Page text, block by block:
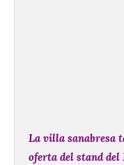
La villa sanabresa
oferta del stand